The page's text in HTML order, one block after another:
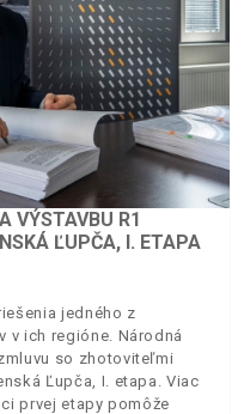
VÝSTAVBU R1
ĽUPČA, I. ETAPA
jedného z
v ich regióne. Národná
so zhotoviteľmi
Ľupča, I. etapa. Viac
prvej etapy pomôže